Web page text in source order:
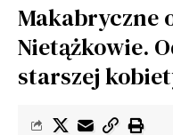
Makabryczne
Nietążkowie.
starszej